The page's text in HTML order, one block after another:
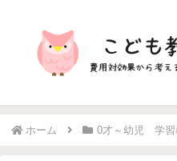
ホーム 0才～幼児 学習